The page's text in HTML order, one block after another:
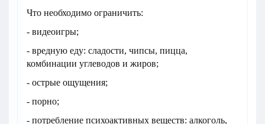
Что необходимо ограничить:
- видеоигры;
- вредную еду: сладости, чипсы, пицца,
комбинации углеводов и жиров;
- острые ощущения;
- порно;
- потребление психоактивных веществ: алкоголь,